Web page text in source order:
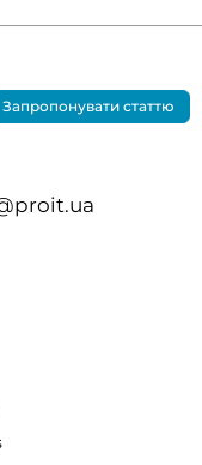
Запропонувати статтю